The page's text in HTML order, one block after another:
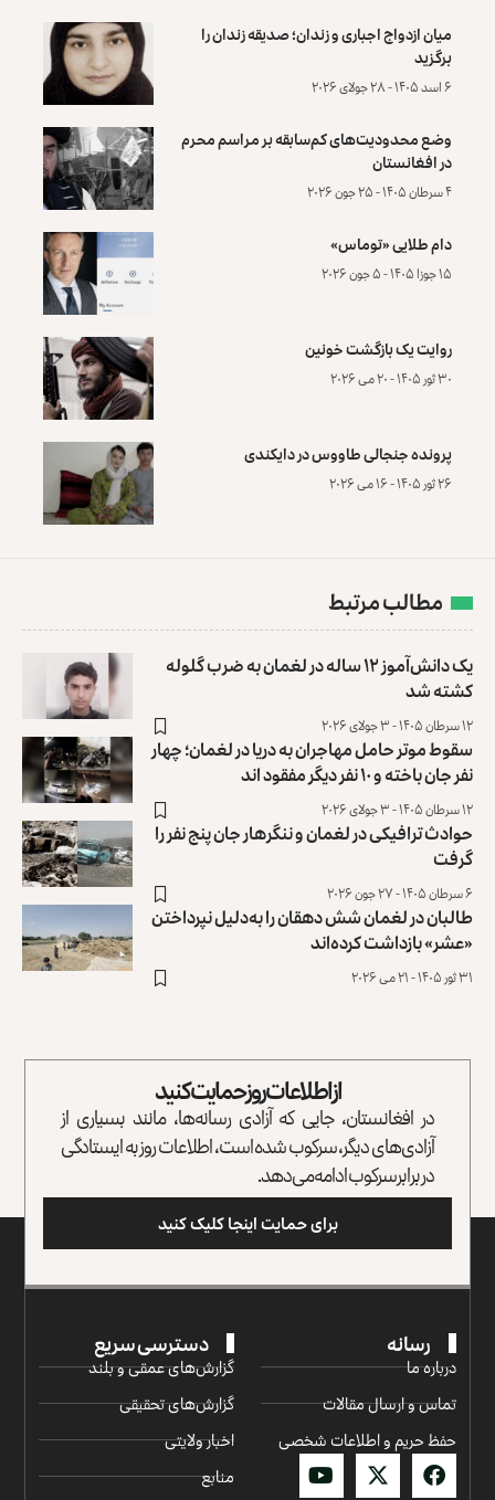
میان ازدواج اجباری و زندان؛ صدیقه زندان را
برگزید
۶ اسد ۱۴۰۵ - ۲۸ جولای ۲۰۲۶
وضع محدودیت‌های کم‌سابقه بر مراسم محرم
در افغانستان
۴ سرطان ۱۴۰۵ - ۲۵ جون ۲۰۲۶
دام طلایی «توماس»
۱۵ جوزا ۱۴۰۵ - ۵ جون ۲۰۲۶
روایت یک بازگشت خونین
۳۰ ثور ۱۴۰۵ - ۲۰ می ۲۰۲۶
پرونده‌ جنجالی طاووس در دایکندی
۲۶ ثور ۱۴۰۵ - ۱۶ می ۲۰۲۶
مطالب مرتبط
یک دانش‌آموز ۱۲ ساله در لغمان به ضرب گلوله
کشته شد
۱۲ سرطان ۱۴۰۵ - ۳ جولای ۲۰۲۶
سقوط موتر حامل مهاجران به دریا در لغمان؛ چهار
نفر جان باخته و ۱۰ نفر دیگر مفقود اند
۱۲ سرطان ۱۴۰۵ - ۳ جولای ۲۰۲۶
حوادث ترافیکی در لغمان و ننگرهار جان پنج نفر را
گرفت
۶ سرطان ۱۴۰۵ - ۲۷ جون ۲۰۲۶
طالبان در لغمان شش دهقان را به‌دلیل نپرداختن
«عشر» بازداشت کرده‌اند
۳۱ ثور ۱۴۰۵ - ۲۱ می ۲۰۲۶
از اطلاعات روز حمایت کنید
در افغانستان، جایی که آزادی رسانه‌ها، مانند بسیاری از
آزادی‌های دیگر، سرکوب شده است، اطلاعات روز به ایستادگی
در برابر سرکوب ادامه می‌دهد.
برای حمایت اینجا کلیک کنید
رسانه
درباره ما
تماس و ارسال مقالات
حفظ حریم و اطلاعات شخصی
دسترسی سریع
گزارش‌‌های عمقی و بلند
گزارش‌های تحقیقی
اخبار ولایتی
منابع